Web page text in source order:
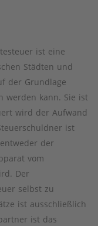
ist eine
Städten und
der Grundlage
werden kann. Sie ist
wird der Aufwand
ist
der
vom
Der
selbst zu
ist ausschließlich
ist das